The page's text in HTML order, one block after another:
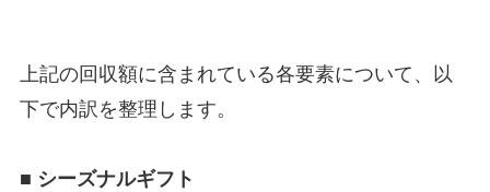
上記の回収額に含まれている各要素について、以
下で内訳を整理します。
■ シーズナルギフト